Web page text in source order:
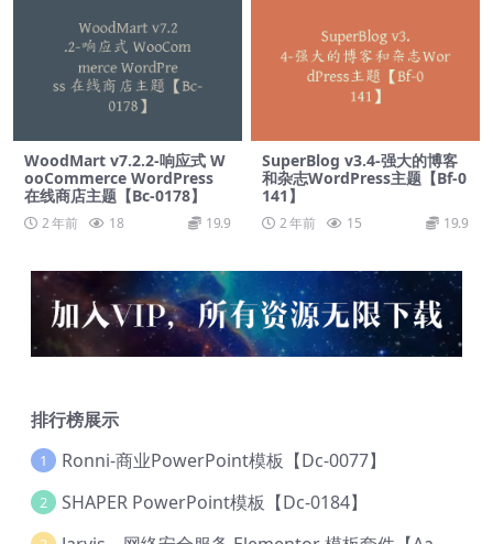
WoodMart v7.2.2-响应式 W
ooCommerce WordPress
在线商店主题【Bc-0178】
2 年前 18 19.9
SuperBlog v3.4-强大的博客
和杂志WordPress主题【Bf-0
141】
2 年前 15 19.9
排行榜展示
1 Ronni-商业PowerPoint模板【Dc-0077】
2 SHAPER PowerPoint模板【Dc-0184】